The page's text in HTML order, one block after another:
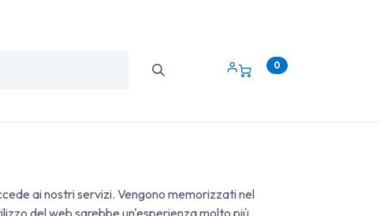
0
ai nostri servizi. Vengono memorizzati nel
del web sarebbe un'esperienza molto più